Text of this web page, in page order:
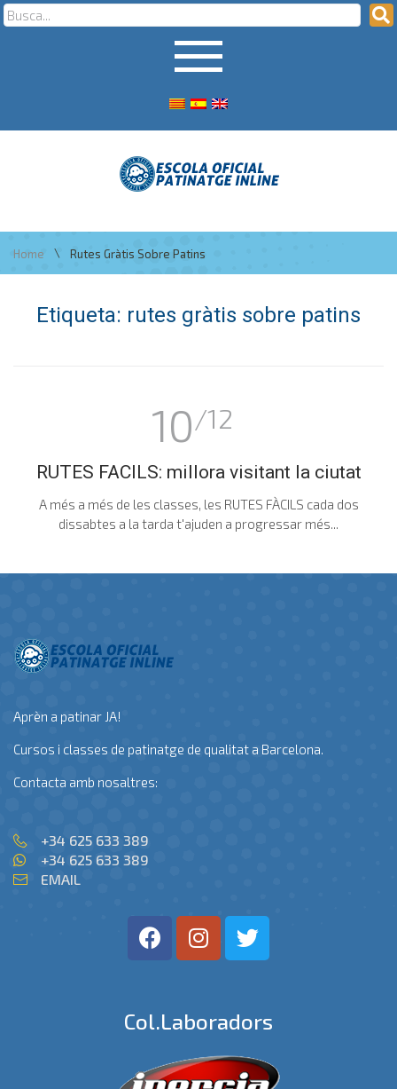
Home \ Rutes Gràtis Sobre Patins
Etiqueta: rutes gràtis sobre patins
10/12
RUTES FACILS: millora visitant la ciutat
A més a més de les classes, les RUTES FÀCILS cada dos
dissabtes a la tarda t'ajuden a progressar més...
Aprèn a patinar JA!
Cursos i classes de patinatge de qualitat a Barcelona.
Contacta amb nosaltres:
+34 625 633 389
+34 625 633 389
EMAIL
Col.laboradors